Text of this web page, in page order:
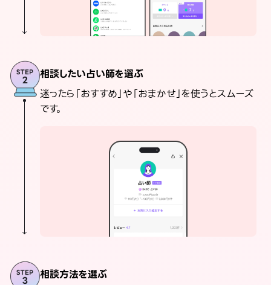
相談したい占い師を選ぶ
迷ったら「おすすめ」や「おまかせ」を使うとスムーズ
です。
相談方法を選ぶ